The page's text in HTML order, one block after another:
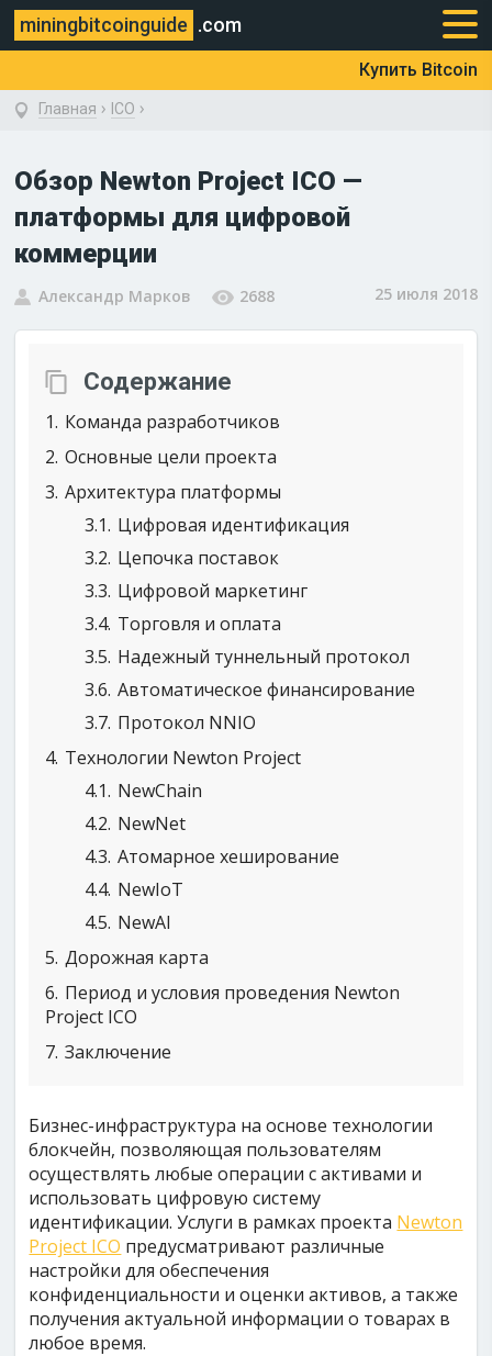
miningbitcoinguide .com
Купить Bitcoin
Главная › ICO ›
Обзор Newton Project ICO —
платформы для цифровой
коммерции
Александр Марков 2688 25 июля 2018
Содержание
1 Команда разработчиков
2 Основные цели проекта
3 Архитектура платформы
3.1 Цифровая идентификация
3.2 Цепочка поставок
3.3 Цифровой маркетинг
3.4 Торговля и оплата
3.5 Надежный туннельный протокол
3.6 Автоматическое финансирование
3.7 Протокол NNIO
4 Технологии Newton Project
4.1 NewChain
4.2 NewNet
4.3 Атомарное хеширование
4.4 NewIoT
4.5 NewAI
5 Дорожная карта
6 Период и условия проведения Newton
Project ICO
7 Заключение
Бизнес-инфраструктура на основе технологии
блокчейн, позволяющая пользователям
осуществлять любые операции с активами и
использовать цифровую систему
идентификации. Услуги в рамках проекта Newton
Project ICO предусматривают различные
настройки для обеспечения
конфиденциальности и оценки активов, а также
получения актуальной информации о товарах в
любое время.